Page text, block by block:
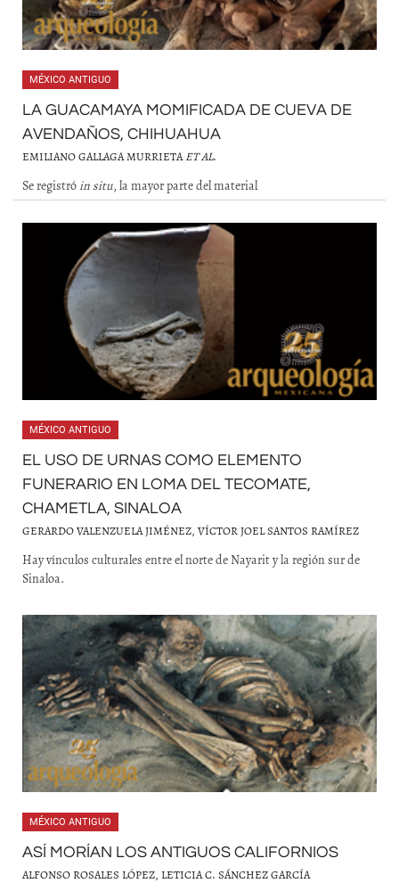
MÉXICO ANTIGUO
LA GUACAMAYA MOMIFICADA DE CUEVA DE
AVENDAÑOS, CHIHUAHUA
EMILIANO GALLAGA MURRIETAET AL.
Se registróin situ, la mayor parte del material
MÉXICO ANTIGUO
EL USO DE URNAS COMO ELEMENTO
FUNERARIO EN LOMA DEL TECOMATE,
CHAMETLA, SINALOA
GERARDO VALENZUELA JIMÉNEZ, VÍCTOR JOEL SANTOS RAMÍREZ
Hay vínculos culturales entre el norte de Nayarit y la región sur de
Sinaloa.
MÉXICO ANTIGUO
ASÍ MORÍAN LOS ANTIGUOS CALIFORNIOS
ALFONSO ROSALES LÓPEZ, LETICIA C. SÁNCHEZ GARCÍA